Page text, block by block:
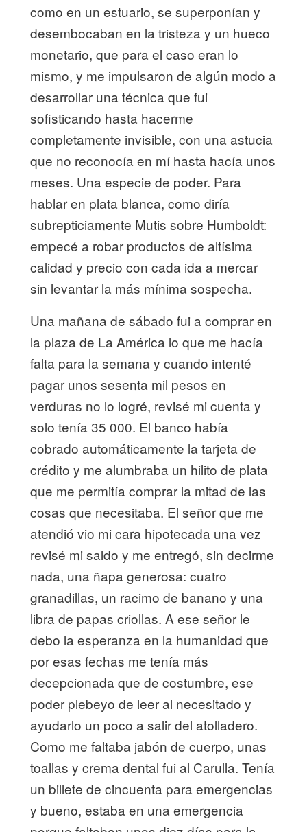
como en un estuario, se superponían y
desembocaban en la tristeza y un hueco
monetario, que para el caso eran lo
mismo, y me impulsaron de algún modo a
desarrollar una técnica que fui
sofisticando hasta hacerme
completamente invisible, con una astucia
que no reconocía en mí hasta hacía unos
meses. Una especie de poder. Para
hablar en plata blanca, como diría
subrepticiamente Mutis sobre Humboldt:
empecé a robar productos de altísima
calidad y precio con cada ida a mercar
sin levantar la más mínima sospecha.
Una mañana de sábado fui a comprar en
la plaza de La América lo que me hacía
falta para la semana y cuando intenté
pagar unos sesenta mil pesos en
verduras no lo logré, revisé mi cuenta y
solo tenía 35 000. El banco había
cobrado automáticamente la tarjeta de
crédito y me alumbraba un hilito de plata
que me permitía comprar la mitad de las
cosas que necesitaba. El señor que me
atendió vio mi cara hipotecada una vez
revisé mi saldo y me entregó, sin decirme
nada, una ñapa generosa: cuatro
granadillas, un racimo de banano y una
libra de papas criollas. A ese señor le
debo la esperanza en la humanidad que
por esas fechas me tenía más
decepcionada que de costumbre, ese
poder plebeyo de leer al necesitado y
ayudarlo un poco a salir del atolladero.
Como me faltaba jabón de cuerpo, unas
toallas y crema dental fui al Carulla. Tenía
un billete de cincuenta para emergencias
y bueno, estaba en una emergencia